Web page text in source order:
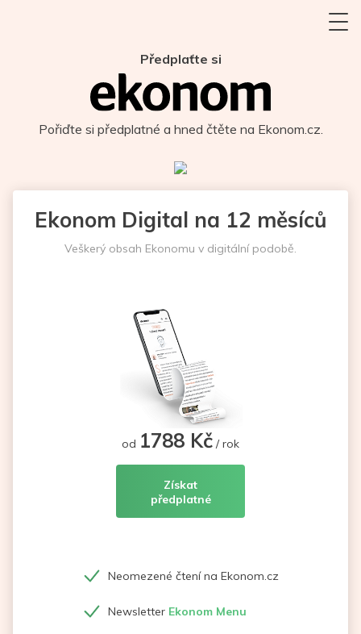
Předplaťte si
Pořiďte si předplatné a hned čtěte na Ekonom.cz.
Ekonom Digital na 12 měsíců
Veškerý obsah Ekonomu v digitální podobě.
od 1788 Kč / rok
Získat
předplatné
Neomezené čtení na Ekonom.cz
Newsletter Ekonom Menu